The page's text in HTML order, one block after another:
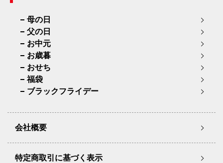
母の日
父の日
お中元
お歳暮
おせち
福袋
ブラックフライデー
会社概要
特定商取引に基づく表示